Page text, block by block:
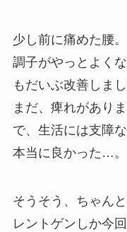
少し前に痛めた腰。
調子がやっとよく
もだいぶ改善しまし
まだ、痺れがあり
で、生活には支障
本当に良かった…。
そうそう、ちゃん
レントゲンしか今